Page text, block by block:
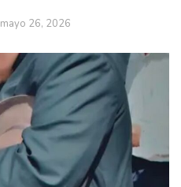
mayo 26, 2026